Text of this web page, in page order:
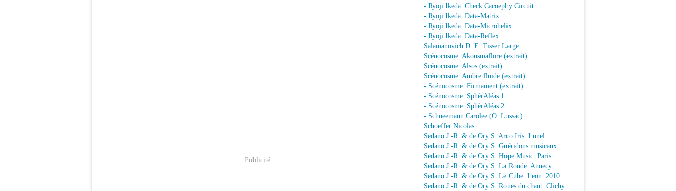
Publicité
- Ryoji Ikeda. Check Cacoephy Circuit
- Ryoji Ikeda. Data-Matrix
- Ryoji Ikeda. Data-Microhelix
- Ryoji Ikeda. Data-Reflex
Salamanovich D. E. Tisser Large
Scénocosme. Akousmaflore (extrait)
Scénocosme. Alsos (extrait)
Scénocosme. Ambre fluide (extrait)
- Scénocosme. Firmament (extrait)
- Scénocosme. SphèrAléas 1
- Scénocosme. SphèrAléas 2
- Schneemann Carolee (O. Lussac)
Schoeffer Nicolas
Sedano J.-R. & de Ory S. Arco Iris. Lunel
Sedano J.-R. & de Ory S. Guéridons musicaux
Sedano J.-R. & de Ory S. Hope Music. Paris
Sedano J.-R. & de Ory S. La Ronde. Annecy
Sedano J.-R. & de Ory S. Le Cube. Leon. 2010
Sedano J.-R. & de Ory S. Roues du chant. Clichy.